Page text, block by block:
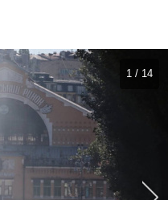
1 / 14